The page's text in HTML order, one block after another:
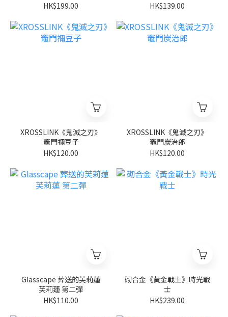
HK$199.00
HK$139.00
XROSSLINK《鬼滅之刃》
竈門禰豆子
HK$120.00
XROSSLINK《鬼滅之刃》
竈門炭治郎
HK$120.00
Glasscape 葬送的芙莉蓮
芙莉蓮 第二彈
HK$110.00
砌合金《黃金戰士》時光戰
士
HK$239.00